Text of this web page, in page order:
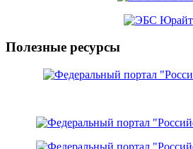
Полезные ресурсы